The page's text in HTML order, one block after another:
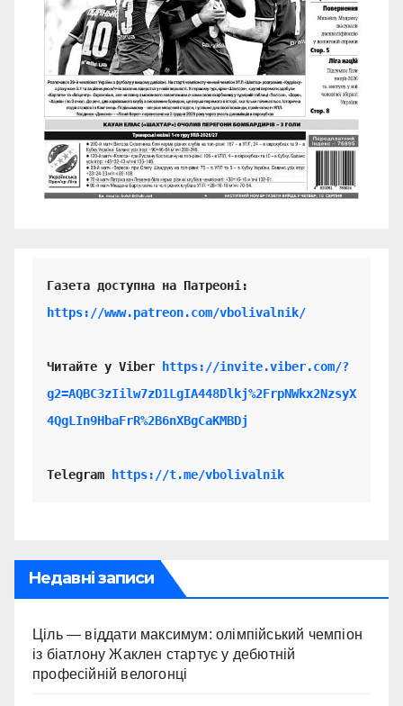
https://www.patreon.com/vbolivalnik/
Читайте у Viber
https://invite.viber.com/?
g2=AQBC3zIilw7zD1LgIA448Dlkj%2FrpNWkx2NzsyX
4QgLIn9HbaFrR%2B6nXBgCaKMBDj
Telegram https://t.me/vbolivalnik
Недавні записи
Ціль — віддати максимум: олімпійський чемпіон
із біатлону Жаклен стартує у дебютній
професійній велогонці